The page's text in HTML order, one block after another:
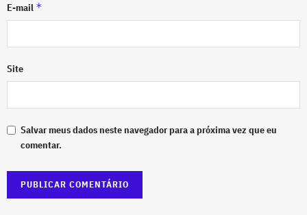
E-mail *
Site
Salvar meus dados neste navegador para a próxima vez que eu
comentar.